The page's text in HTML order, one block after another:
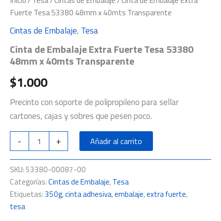
Fuerte Tesa 53380 48mm x 40mts Transparente
Cintas de Embalaje, Tesa
Cinta de Embalaje Extra Fuerte Tesa 53380
48mm x 40mts Transparente
$1.000
Precinto con soporte de polipropileno para sellar
cartones, cajas y sobres que pesen poco.
-
+ Añadir al carrito
SKU: 53380-00087-00
Categorías:Cintas de Embalaje,Tesa
Etiquetas:350g,cinta adhesiva,embalaje,extra fuerte,
tesa